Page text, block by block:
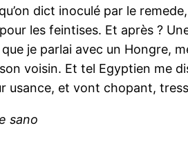
dict inoculé par le
les feintises. Et après ?
que je parlai avec un
voisin. Et tel Egyptien me
usance, et vont chopant,
sano